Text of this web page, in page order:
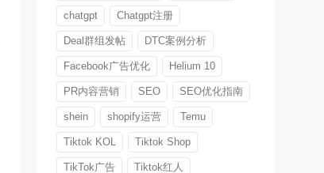
chatgpt Chatgpt注册
Deal群组发帖 DTC案例分析
Facebook广告优化 Helium 10
PR内容营销 SEO SEO优化指南
shein shopify运营 Temu
Tiktok KOL Tiktok Shop
TikTok广告 Tiktok红人